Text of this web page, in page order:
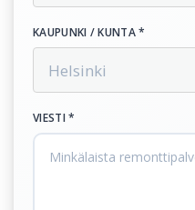
KAUPUNKI / KUNTA *
VIESTI *